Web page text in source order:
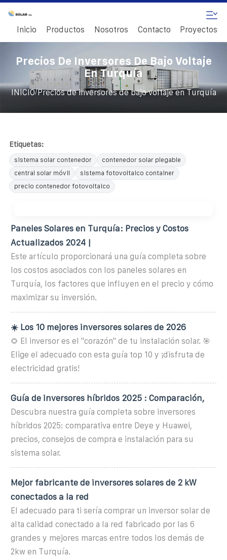
Inicio Productos Nosotros Contacto Proyectos
Precios De Inversores De Bajo Voltaje
En Turquía
INICIO/Precios de inversores de bajo voltaje en Turquía
Etiquetas:
sistema solar contenedor
contenedor solar plegable
central solar móvil
sistema fotovoltaico container
precio contenedor fotovoltaico
Paneles Solares en Turquía: Precios y Costos
Actualizados 2024 |
Este artículo proporcionará una guía completa sobre
los costos asociados con los paneles solares en
Turquía, los factores que influyen en el precio y cómo
maximizar su inversión.
☀️ Los 10 mejores inversores solares de 2026
🌻 El inversor es el "corazón" de tu instalación solar. 🎯
Elige el adecuado con esta guía top 10 y ¡disfruta de
electricidad gratis!
Guía de inversores híbridos 2025 : Comparación,
Descubra nuestra guía completa sobre inversores
híbridos 2025: comparativa entre Deye y Huawei,
precios, consejos de compra e instalación para su
sistema solar.
Mejor fabricante de inversores solares de 2 kW
conectados a la red
El adecuado para ti sería comprar un inversor solar de
alta calidad conectado a la red fabricado por las 6
grandes y mejores marcas entre todos los demás de
2kw en Turquía.